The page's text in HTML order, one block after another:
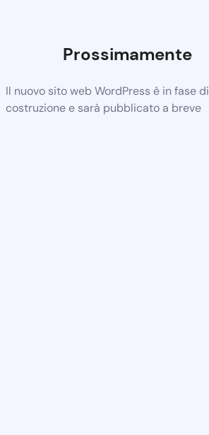
Prossimamente
Il nuovo sito web WordPress è in fase di
costruzione e sarà pubblicato a breve